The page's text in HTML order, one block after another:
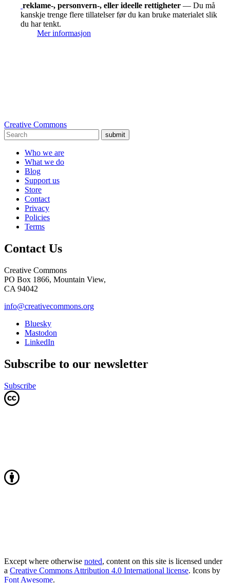
reklame-, personvern-, eller ideelle rettigheter — Du må
kanskje trenge flere tillatelser før du kan bruke materialet slik
du har tenkt.
Mer informasjon
Creative Commons
submit
Who we are
What we do
Blog
Support us
Store
Contact
Privacy
Policies
Terms
Contact Us
Creative Commons
PO Box 1866, Mountain View,
CA 94042
info@creativecommons.org
Bluesky
Mastodon
LinkedIn
Subscribe to our newsletter
Subscribe
Except where otherwise noted, content on this site is licensed under
a Creative Commons Attribution 4.0 International license. Icons by
Font Awesome.